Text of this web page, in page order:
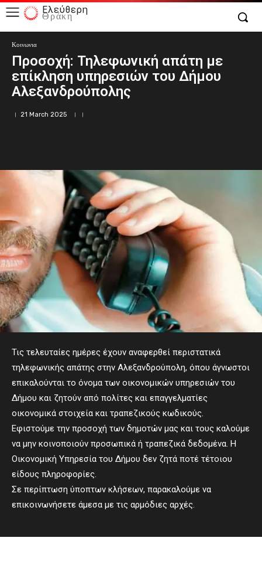
Ελεύθερη
Θράκη
Κοινωνια
Προσοχή: Τηλεφωνική απάτη με
επίκληση υπηρεσιών του Δήμου
Αλεξανδρούπολης
21 March 2025
Τις τελευταίες ημέρες έχουν αναφερθεί περιστατικά
τηλεφωνικής απάτης στην Αλεξανδρούπολη, όπου άγνωστοι
επικαλούνται το όνομα των οικονομικών υπηρεσιών του
Δήμου και ζητούν από πολίτες και επαγγελματίες
οικονομικά στοιχεία και τραπεζικούς κωδικούς.
Εφιστούμε την προσοχή των δημοτών μας και τους καλούμε
να μην κοινοποιούν προσωπικά ή τραπεζικά δεδομένα. Η
Οικονομική Υπηρεσία του Δήμου δεν ζητά ποτέ τέτοιου
είδους πληροφορίες.
Σε περίπτωση ύποπτων κλήσεων, παρακαλούμε να
επικοινωνήσετε άμεσα με τις αρμόδιες αρχές.